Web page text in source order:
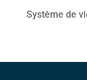
Système de